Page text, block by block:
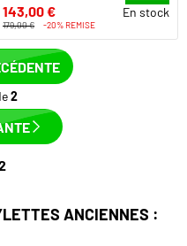
143,00 € En stock
179,00 € -20% REMISE
2
ANCIENNES :